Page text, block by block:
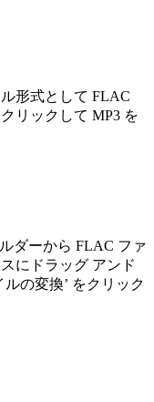
形式として FLAC
リックして MP3 を
ダーから FLAC ファ
にドラッグ アンド
の変換’ をクリック